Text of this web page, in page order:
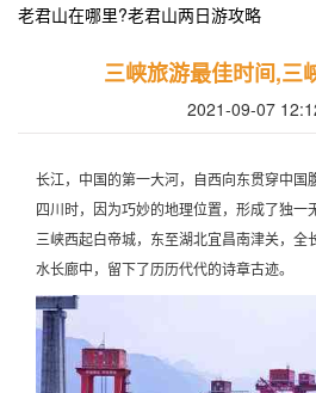
老君山在哪里?老君山两日游攻略
三峡旅游最佳时间,三
2021-09-07
长江，中国的第一大河，自西向东贯穿中
四川时，因为巧妙的地理位置，形成了独一
三峡西起白帝城，东至湖北宜昌南津关，全
水长廊中，留下了历历代代的诗章古迹。